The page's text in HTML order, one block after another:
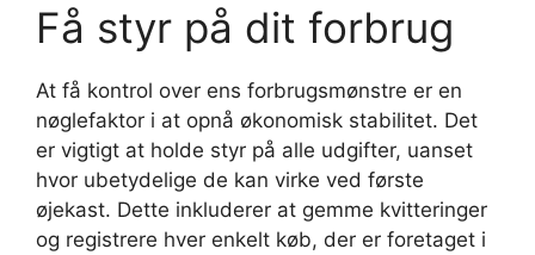
Få styr på dit forbrug
At få kontrol over ens forbrugsmønstre er en
nøglefaktor i at opnå økonomisk stabilitet. Det
er vigtigt at holde styr på alle udgifter, uanset
hvor ubetydelige de kan virke ved første
øjekast. Dette inkluderer at gemme kvitteringer
og registrere hver enkelt køb, der er foretaget i